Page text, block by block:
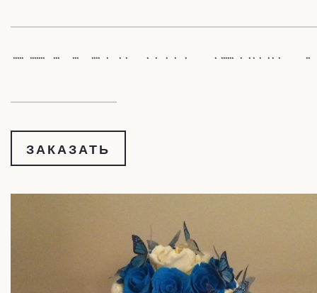
***** ******* *** *** **** * * * * * * * * * ****** * * * * * * * **